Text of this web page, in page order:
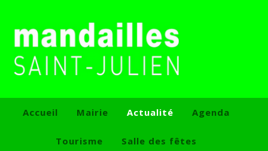
Accueil Mairie Actualité Agenda
Tourisme Salle des fêtes